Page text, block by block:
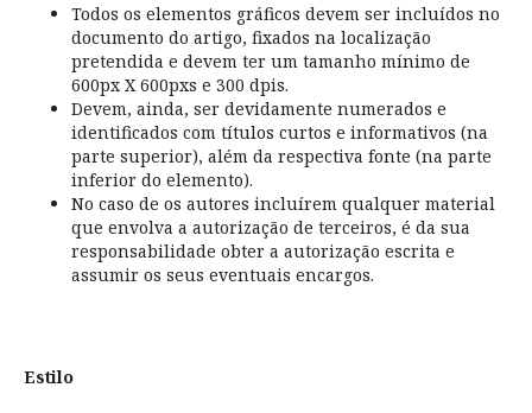
Todos os elementos gráficos devem ser incluídos no
documento do artigo, fixados na localização
pretendida e devem ter um tamanho mínimo de
600px X 600pxs e 300 dpis.
Devem, ainda, ser devidamente numerados e
identificados com títulos curtos e informativos (na
parte superior), além da respectiva fonte (na parte
inferior do elemento).
No caso de os autores incluírem qualquer material
que envolva a autorização de terceiros, é da sua
responsabilidade obter a autorização escrita e
assumir os seus eventuais encargos.
Estilo